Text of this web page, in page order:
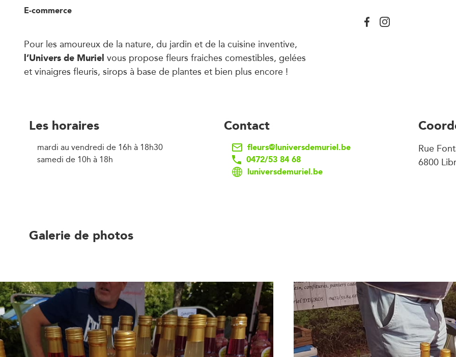
E-commerce
Pour les amoureux de la nature, du jardin et de la cuisine inventive,
l’Univers de Muriel vous propose fleurs fraiches comestibles, gelées
et vinaigres fleuris, sirops à base de plantes et bien plus encore !
Les horaires
mardi au vendredi de 16h à 18h30
samedi de 10h à 18h
Contact
fleurs@luniversdemuriel.be
0472/53 84 68
luniversdemuriel.be
Rue
6800
Galerie de photos